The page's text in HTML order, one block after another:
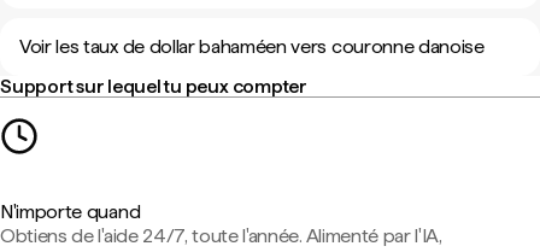
Voir les taux de dollar bahaméen vers couronne danoise
Support sur lequel tu peux compter
N'importe quand
Obtiens de l'aide 24/7, toute l'année. Alimenté par l'IA,